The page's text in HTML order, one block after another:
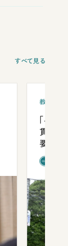
すべて見る
教育
「早
貫校へ
要だっ